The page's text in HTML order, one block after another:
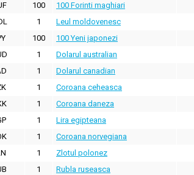
100 100 Forinti maghiari
1 Leul moldovenesc
100 100 Yeni japonezi
1 Dolarul australian
1 Dolarul canadian
1 Coroana ceheasca
1 Coroana daneza
1 Lira egipteana
1 Coroana norvegiana
1 Zlotul polonez
1 Rubla ruseasca